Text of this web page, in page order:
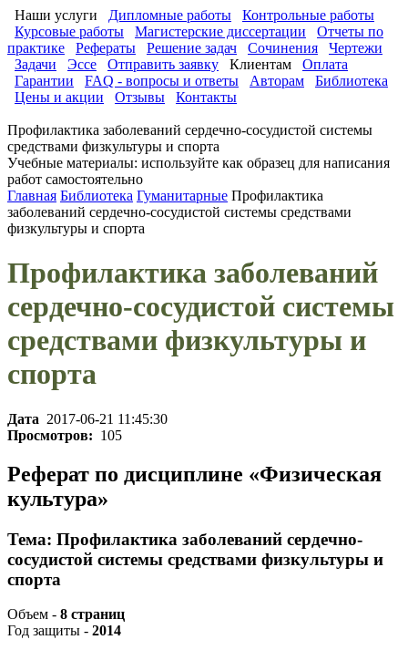
Наши услуги Дипломные работы
Контрольные работы
Курсовые работы
Магистерские диссертации
Отчеты по
практике
Рефераты Решение задач Сочинения
Чертежи
Задачи
Эссе Отправить заявку Клиентам
Оплата
Гарантии
FAQ - вопросы и ответы Авторам
Библиотека
Цены и акции
Отзывы Контакты
Профилактика заболеваний сердечно-сосудистой системы
средствами физкультуры и спорта
Учебные материалы: используйте как образец для написания
работ самостоятельно
Главная Библиотека Гуманитарные Профилактика
заболеваний сердечно-сосудистой системы средствами
физкультуры и спорта
Профилактика заболеваний
сердечно-сосудистой системы
средствами физкультуры и
спорта
Дата 2017-06-21 11:45:30
Просмотров: 105
Реферат по дисциплине «Физическая
культура»
Тема: Профилактика заболеваний сердечно-
сосудистой системы средствами физкультуры и
спорта
Объем - 8 страниц
Год защиты - 2014